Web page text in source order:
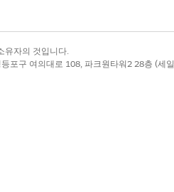
유자의 것입니다.
포구 여의대로 108, 파크원타워2 28층 (세